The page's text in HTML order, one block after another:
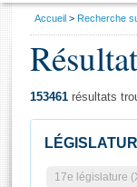
Vous
Accueil Recherche
153461 résultats
17e législature